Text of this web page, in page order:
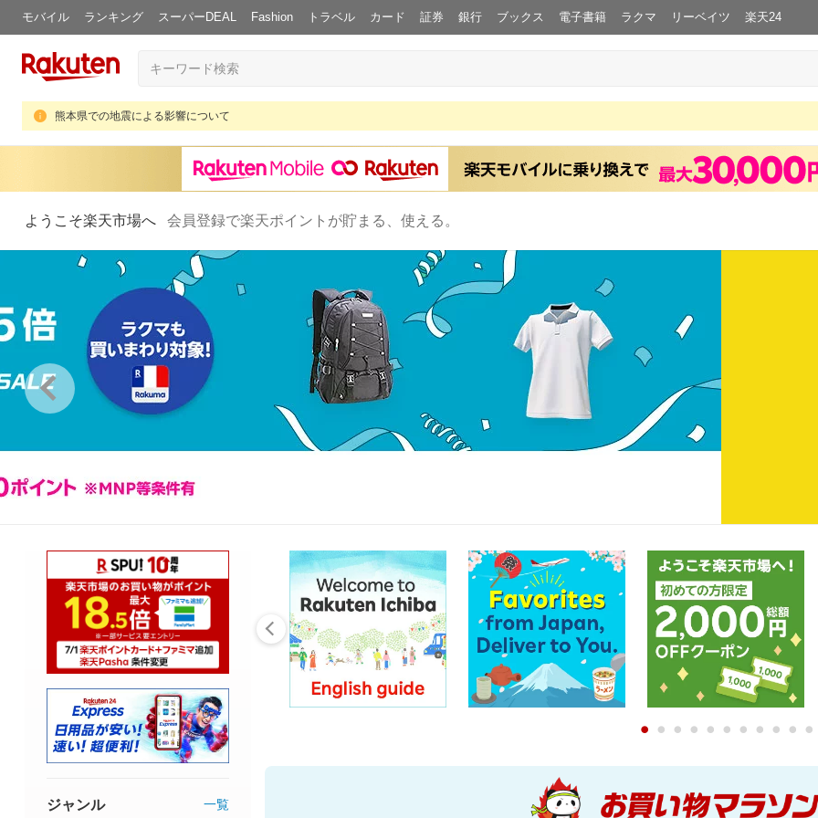
モバイル ランキング スーパーDEAL Fashion トラベル カード 証券 銀行 ブックス 電子書籍 ラクマ リーベイツ 楽天24
熊本県での地震による影響について
ようこそ楽天市場へ 会員登録で楽天ポイントが貯まる、使える。
0 1 2 3 4 5 6 7 8 9
ジャンル 一覧